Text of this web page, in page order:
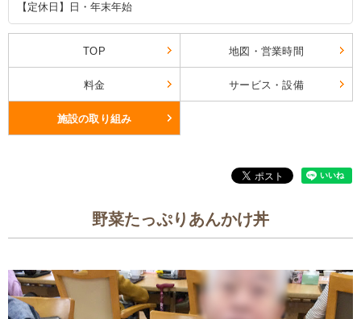
【定休日】日・年末年始
TOP 地図・営業時間
料金 サービス・設備
施設の取り組み
野菜たっぷりあんかけ丼